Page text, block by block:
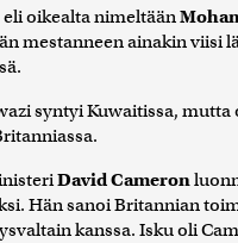
eli oikealta nimeltään
mestanneen ainakin viisi
syntyi Kuwaitissa, mutta
David Cameron
Hän sanoi Britannian
kanssa. Isku oli